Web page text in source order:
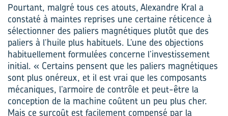
Pourtant, malgré tous ces atouts, Alexandre Kral a
constaté à maintes reprises une certaine réticence à
sélectionner des paliers magnétiques plutôt que des
paliers à l’huile plus habituels. L’une des objections
habituellement formulées concerne l’investissement
initial. « Certains pensent que les paliers magnétiques
sont plus onéreux, et il est vrai que les composants
mécaniques, l’armoire de contrôle et peut-être la
conception de la machine coûtent un peu plus cher.
Mais ce surcoût est facilement compensé par la